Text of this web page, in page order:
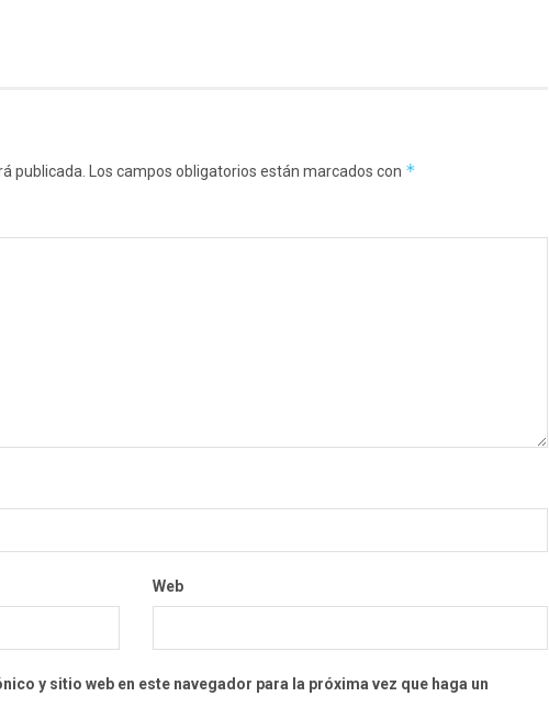
publicada. Los campos obligatorios están marcados con *
Web
y sitio web en este navegador para la próxima vez que haga un